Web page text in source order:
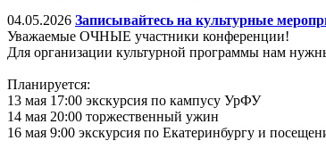
04.05.2026 Записывайтесь на культурные
Уважаемые ОЧНЫЕ участники конференции!
Для организации культурной программы нам
Планируется:
13 мая 17:00 экскурсия по кампусу УрФУ
14 мая 20:00 торжественный ужин
16 мая 9:00 экскурсия по Екатеринбургу и